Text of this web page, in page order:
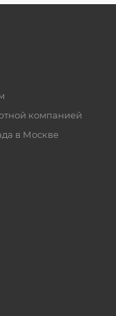
компанией
в Москве